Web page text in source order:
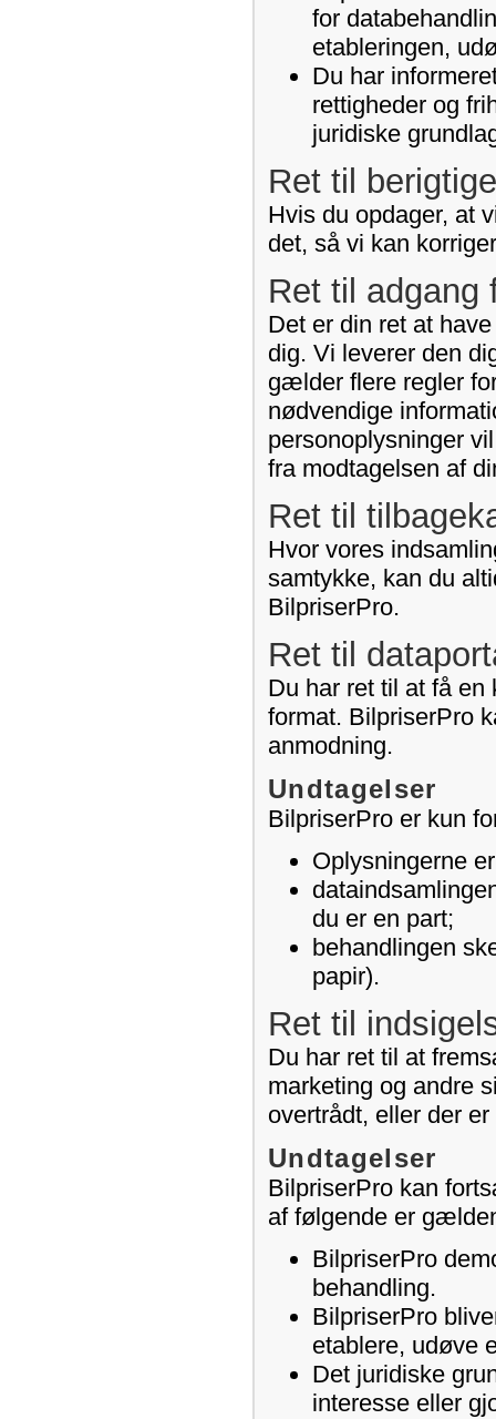
for
etableringen,
Du har
rettigheder og
juridiske
Ret til
Hvis du opdager, at
det, så vi kan
Ret til adgang
Det er din ret at
dig. Vi leverer den
gælder flere regler
nødvendige
personoplysninger
fra modtagelsen af
Ret til
Hvor vores
samtykke, kan du
BilpriserPro.
Ret til
Du har ret til at få
format. BilpriserPro
anmodning.
Undtagelser
BilpriserPro er kun
Oplysningerne
du er en part;
behandlingen
papir).
Ret til
Du har ret til at
marketing og andre
overtrådt, eller der
Undtagelser
BilpriserPro kan
af følgende er
BilpriserPro
behandling.
BilpriserPro
etablere, udøve
Det juridiske
interesse eller